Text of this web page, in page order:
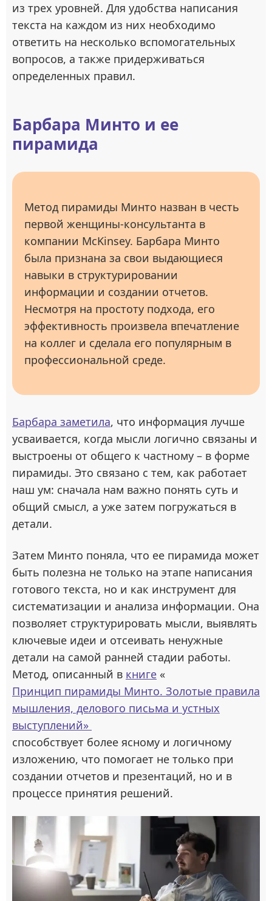
из трех уровней. Для удобства написания
текста на каждом из них необходимо
ответить на несколько вспомогательных
вопросов, а также придерживаться
определенных правил.
Барбара Минто и ее
пирамида
Метод пирамиды Минто назван в честь
первой женщины-консультанта в
компании McKinsey. Барбара Минто
была признана за свои выдающиеся
навыки в структурировании
информации и создании отчетов.
Несмотря на простоту подхода, его
эффективность произвела впечатление
на коллег и сделала его популярным в
профессиональной среде.
Барбара заметила, что информация лучше
усваивается, когда мысли логично связаны и
выстроены от общего к частному – в форме
пирамиды. Это связано с тем, как работает
наш ум: сначала нам важно понять суть и
общий смысл, а уже затем погружаться в
детали.
Затем Минто поняла, что ее пирамида может
быть полезна не только на этапе написания
готового текста, но и как инструмент для
систематизации и анализа информации. Она
позволяет структурировать мысли, выявлять
ключевые идеи и отсеивать ненужные
детали на самой ранней стадии работы.
Метод, описанный в книге «
Принцип пирамиды Минто. Золотые правила
мышления, делового письма и устных
выступлений»
способствует более ясному и логичному
изложению, что помогает не только при
создании отчетов и презентаций, но и в
процессе принятия решений.